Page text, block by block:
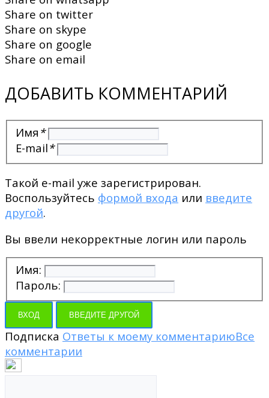
Share on twitter
Share on skype
Share on google
Share on email
ДОБАВИТЬ КОММЕНТАРИЙ
Имя *
E-mail*
Такой e-mail уже зарегистрирован.
Воспользуйтесь формой входа или введите
другой.
Вы ввели некорректные логин или пароль
Имя:
Пароль:
ВХОД ВВЕДИТЕ ДРУГОЙ
Подписка Ответы к моему комментариюВсе
комментарии